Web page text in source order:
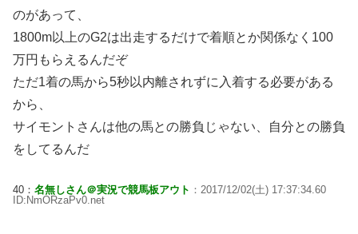
のがあって、
1800m以上のG2は出走するだけで着順とか関係なく100
万円もらえるんだぞ
ただ1着の馬から5秒以内離されずに入着する必要がある
から、
サイモントさんは他の馬との勝負じゃない、自分との勝負
をしてるんだ
40： 名無しさん＠実況で競馬板アウト ：2017/12/02(土) 17:37:34.60
ID:NmORzaPv0.net